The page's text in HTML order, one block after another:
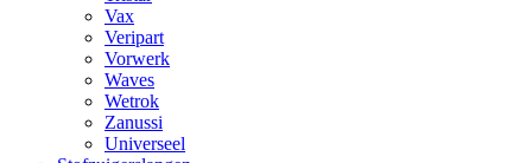
Vax
Veripart
Vorwerk
Waves
Wetrok
Zanussi
Universeel